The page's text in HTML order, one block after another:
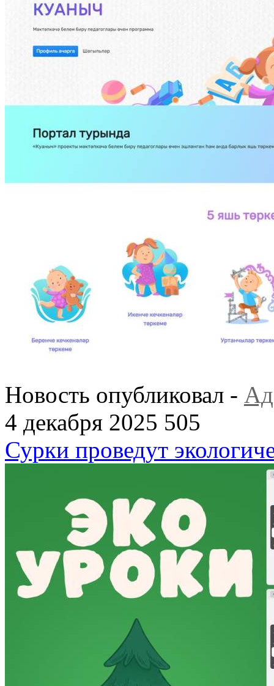
Новость опубликовал -
4 декабря 2025 505
Сурки проведут